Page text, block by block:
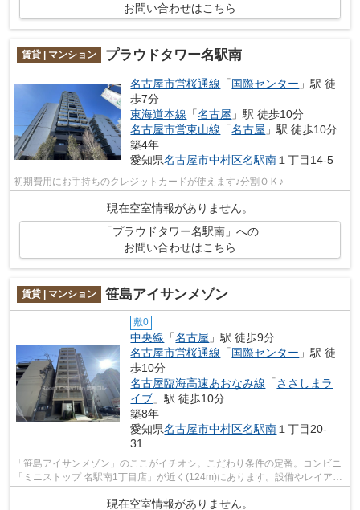
お問い合わせはこちら
賃貸 | マンション プラウドタワー名駅南
名古屋市営桜通線 「国際センター 」駅 徒
歩7分
東海道本線 「名古屋 」駅 徒歩10分
名古屋市営東山線 「名古屋 」駅 徒歩10分
築4年
愛知県名古屋市中村区名駅南 １丁目14-5
初期費用にお手持ちのクレジットカードが使えます♪分割ＯＫ♪
現在空室情報がありません。
「プラウドタワー名駅南」への
お問い合わせはこちら
賃貸 | マンション 笹島アイサンメゾン
敷0
中央線 「名古屋 」駅 徒歩9分
名古屋市営桜通線 「国際センター 」駅 徒
歩10分
名古屋臨海高速あおなみ線 「ささしまラ
イブ 」駅 徒歩10分
築8年
愛知県名古屋市中村区名駅南１丁目20-
31
「笹島アイサンメゾン」のここがイチオシ。こだわり条件の定番。コンビニ
「ミニストップ 名駅南1丁目店」が近く(124m)にあります。設備やレイアウ
現在空室情報がありません。